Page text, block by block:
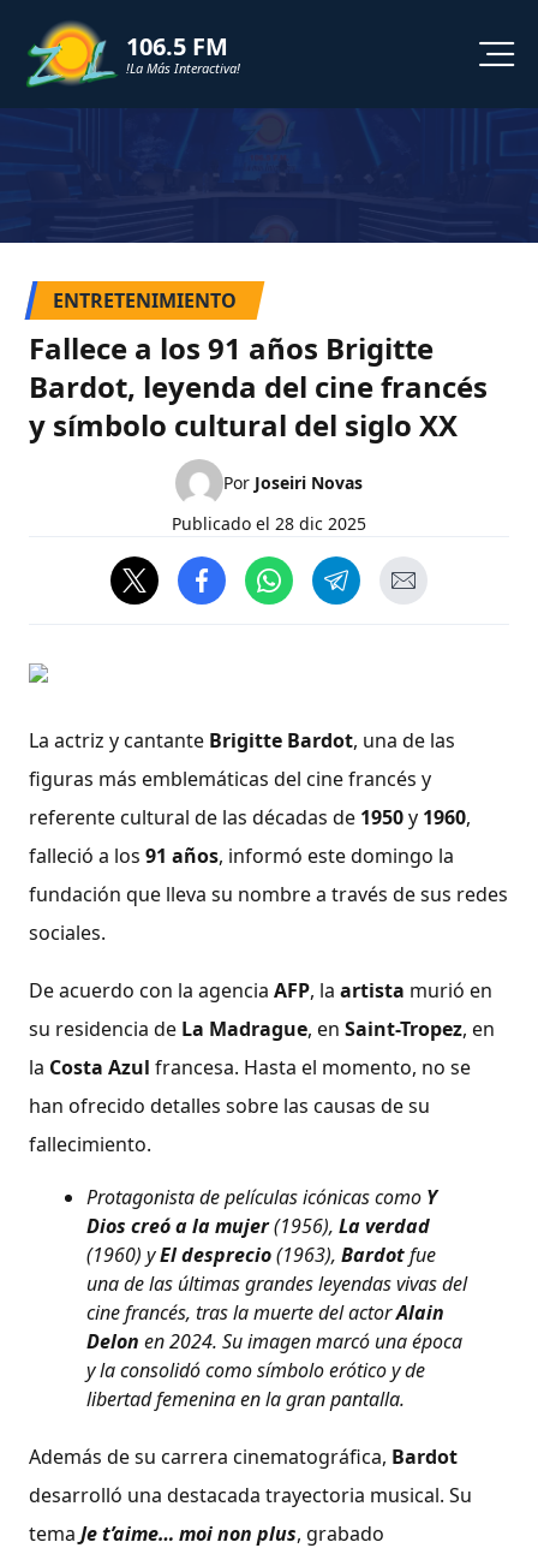
106.5 FM
!La Más Interactiva!
SHORTS
PODCAST
ENTRETENIMIENTO
Fallece a los 91 años Brigitte
Bardot, leyenda del cine francés
y símbolo cultural del siglo XX
Por Joseiri Novas
Publicado el 28 dic 2025
La actriz y cantante Brigitte Bardot, una de las
figuras más emblemáticas del cine francés y
referente cultural de las décadas de 1950y 1960,
falleció a los 91 años, informó este domingo la
fundación que lleva su nombre a través de sus redes
sociales.
De acuerdo con la agencia AFP, la artista murió en
su residencia de La Madrague, en Saint-Tropez, en
la Costa Azul francesa. Hasta el momento, no se
han ofrecido detalles sobre las causas de su
fallecimiento.
Protagonista de películas icónicas como Y
Dios creó a la mujer(1956), La verdad
(1960) yEl desprecio(1963), Bardotfue
una de las últimas grandes leyendas vivas del
cine francés, tras la muerte del actorAlain
Delon en 2024. Su imagen marcó una época
y la consolidó como símbolo erótico y de
libertad femenina en la gran pantalla.
Además de su carrera cinematográfica, Bardot
desarrolló una destacada trayectoria musical. Su
tema Je t’aime… moi non plus, grabado